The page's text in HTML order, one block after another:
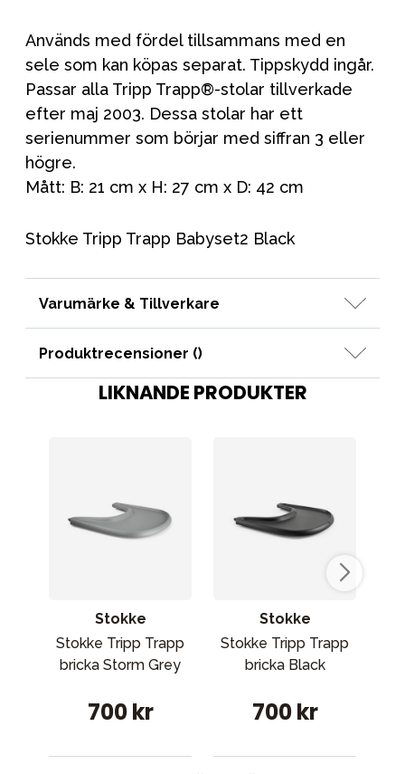
Används med fördel tillsammans med en
sele som kan köpas separat. Tippskydd ingår.
Passar alla Tripp Trapp®-stolar tillverkade
efter maj 2003. Dessa stolar har ett
serienummer som börjar med siffran 3 eller
högre.
Mått: B: 21 cm x H: 27 cm x D: 42 cm
Stokke Tripp Trapp Babyset2 Black
Varumärke & Tillverkare
Produktrecensioner ()
LIKNANDE PRODUKTER
Stokke
Stokke Tripp Trapp
bricka Storm Grey
700 kr
Stokke
Stokke Tripp Trapp
bricka Black
700 kr